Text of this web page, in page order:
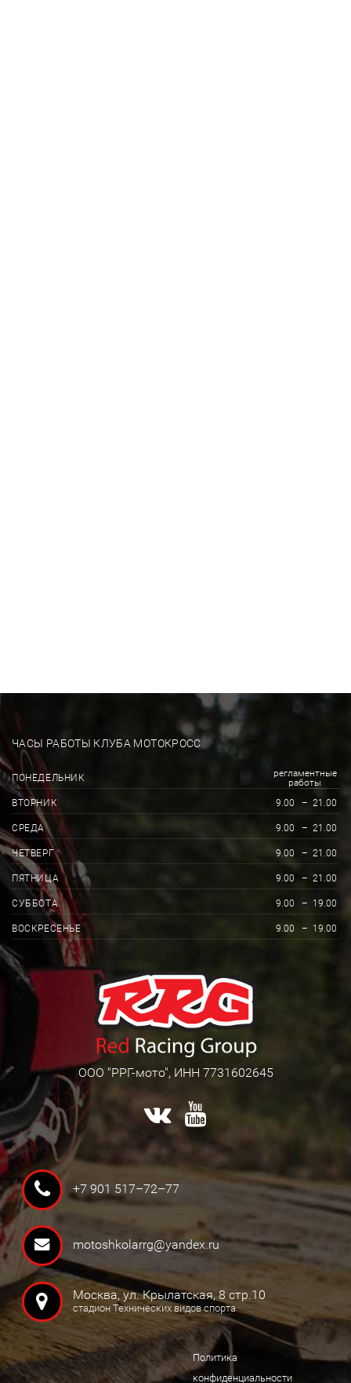
ЧАСЫ РАБОТЫ КЛУБА МОТОКРОСС
ПОНЕДЕЛЬНИК
регламентные
работы
ВТОРНИК
9.00 – 21.00
СРЕДА 9.00 – 21.00
ЧЕТВЕРГ 9.00 – 21.00
ПЯТНИЦА 9.00 – 21.00
СУББОТА 9.00 – 19.00
ВОСКРЕСЕНЬЕ 9.00 – 19.00
ООО "РРГ-мото", ИНН 7731602645
+7 901 517–72–77
motoshkolarrg@yandex.ru
Москва, ул. Крылатская, 8 стр.10
стадион Технических видов спорта
Политика
конфиденциальности